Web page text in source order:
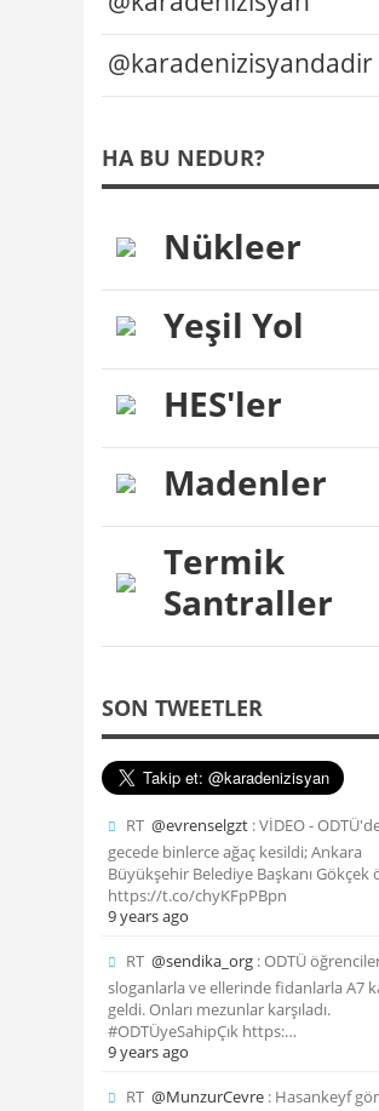
@karadenizisyandadir
HA BU NEDUR?
Nükleer
Yeşil Yol
HES'ler
Madenler
Termik
Santraller
SON TWEETLER
RT @evrenselgzt : VİDEO -
gecede binlerce ağaç kesildi; Ankara
Büyükşehir Belediye Başkanı Gökçek
https://t.co/chyKFpPBpn
9 years ago
RT @sendika_org : ODTÜ
sloganlarla ve ellerinde fidanlarla A7
geldi. Onları mezunlar karşıladı.
#ODTÜyeSahipÇık https:…
9 years ago
RT @MunzurCevre : Hasankeyf